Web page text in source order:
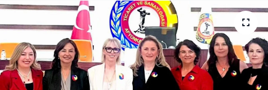
Haber İlanlar
Kültür-Sanat
Magazin